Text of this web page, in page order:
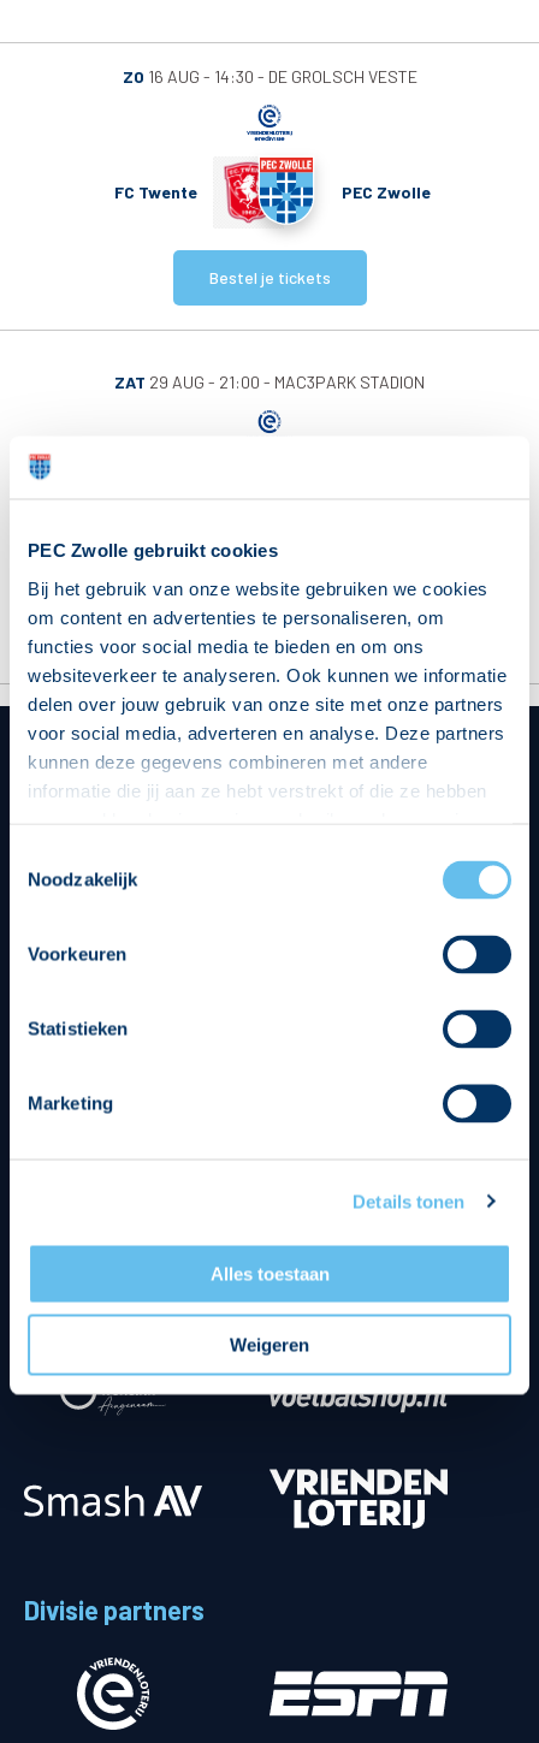
PEC Zwolle gebruikt cookies
Bij het gebruik van onze website gebruiken we cookies
om content en advertenties te personaliseren, om
functies voor social media te bieden en om ons
websiteverkeer te analyseren. Ook kunnen we informatie
delen over jouw gebruik van onze site met onze partners
voor social media, adverteren en analyse. Deze partners
kunnen deze gegevens combineren met andere
informatie die jij aan ze hebt verstrekt of die ze hebben
op een veilige en integere wijze. Je kunt je toestemming
beheren op de privacy- en cookieverklaring pagina.
Noodzakelijk
Voorkeuren
Statistieken
Marketing
Details tonen
Alles toestaan
Weigeren
ZO 16 AUG - 14:30 DE GROLSCH VESTE
FC Twente PEC Zwolle
Bestel je tickets
ZAT 29 AUG - 21:00 MAC3PARK STADION
Bestel je tickets
Divisie partners